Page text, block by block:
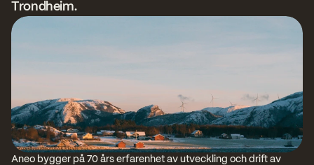
Trondheim.
Aneo bygger på 70 års erfarenhet av utveckling och drift av